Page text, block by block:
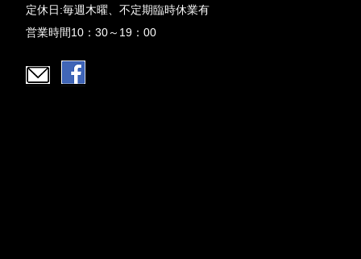
定休日:毎週木曜、不定期臨時休業有
営業時間10：30～19：00